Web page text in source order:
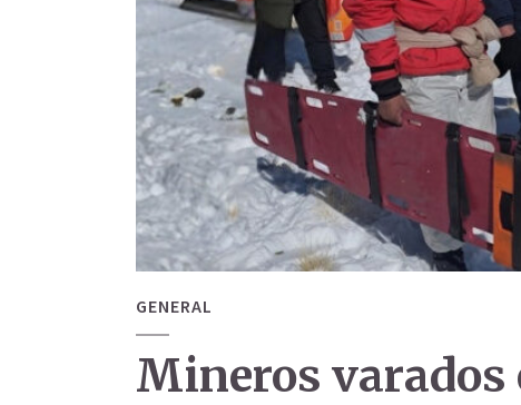
GENERAL
Mineros varados